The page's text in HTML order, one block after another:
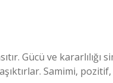
Gücü ve kararlılığı
Samimi,